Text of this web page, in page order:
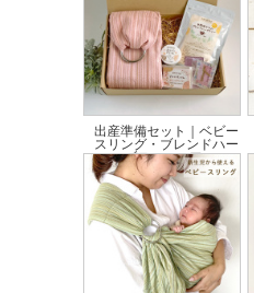
出産準備セット｜ベビー
スリング・ブレンドハー
ブティー・アロマ...
価格:16,140円(税込)